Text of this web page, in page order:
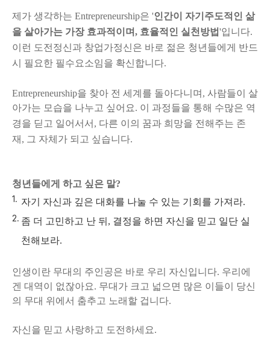
제가 생각하는 Entrepreneurship은 '인간이 자기주도적인 삶
을 살아가는 가장 효과적이며, 효율적인 실천방법'입니다.
이런 도전정신과 창업가정신은 바로 젊은 청년들에게 반드
시 필요한 필수요소임을 확신합니다.
Entrepreneurship을 찾아 전 세계를 돌아다니며, 사람들이 살
아가는 모습을 나누고 싶어요. 이 과정들을 통해 수많은 역
경을 딛고 일어서서, 다른 이의 꿈과 희망을 전해주는 존
재, 그 자체가 되고 싶습니다.
청년들에게 하고 싶은 말?
자기 자신과 깊은 대화를 나눌 수 있는 기회를 가져라.
좀 더 고민하고 난 뒤, 결정을 하면 자신을 믿고 일단 실
천해보라.
인생이란 무대의 주인공은 바로 우리 자신입니다. 우리에
겐 대역이 없잖아요. 무대가 크고 넓으면 많은 이들이 당신
의 무대 위에서 춤추고 노래할 겁니다.
자신을 믿고 사랑하고 도전하세요.